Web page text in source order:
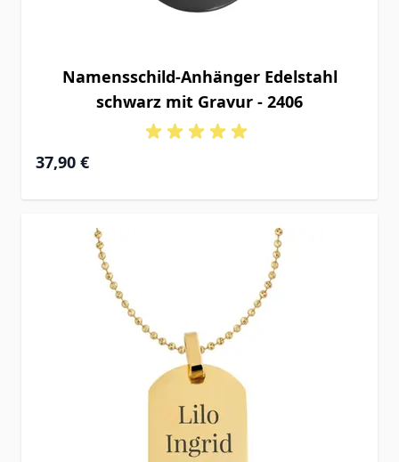
Namensschild-Anhänger Edelstahl
schwarz mit Gravur - 2406
37,90 €